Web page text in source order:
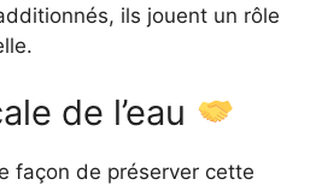
ils jouent un rôle
de l’eau
façon de préserver cette